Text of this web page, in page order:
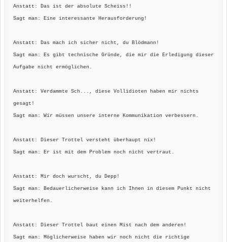
Anstatt: Das ist der absolute Scheiss!!
Sagt man: Eine interessante Herausforderung!
Anstatt: Das mach ich sicher nicht, du Blödmann!
Sagt man: Es gibt technische Gründe, die mir die Erledigung dieser
Aufgabe nicht ermöglichen.
Anstatt: Verdammte Sch..., diese Vollidioten haben mir nichts
gesagt!
Sagt man: Wir müssen unsere interne Kommunikation verbessern.
Anstatt: Dieser Trottel versteht überhaupt nix!
Sagt man: Er ist mit dem Problem noch nicht vertraut.
Anstatt: Mir doch wurscht, du Depp!
Sagt man: Bedauerlicherweise kann ich Ihnen in diesem Punkt nicht
weiterhelfen.
Anstatt: Dieser Trottel baut einen Mist nach dem anderen!
Sagt man: Möglicherweise haben wir noch nicht die richtige